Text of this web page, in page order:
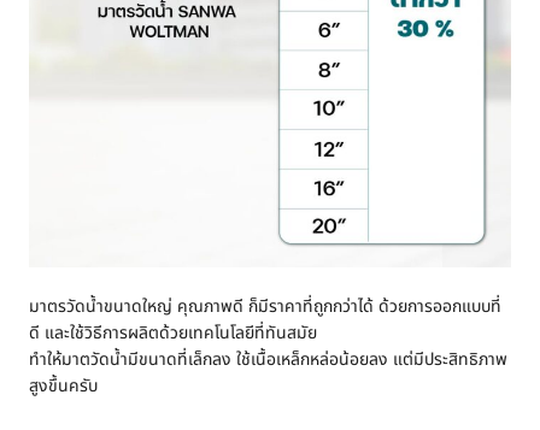
มาตรวัดน้ำขนาดใหญ่ คุณภาพดี ก็มีราคาที่ถูกกว่าได้ ด้วยการออกแบบที่
ดี และใช้วิธีการผลิตด้วยเทคโนโลยีที่ทันสมัย
ทำให้มาตวัดน้ำมีขนาดที่เล็กลง ใช้เนื้อเหล็กหล่อน้อยลง แต่มีประสิทธิภาพ
สูงขึ้นครับ